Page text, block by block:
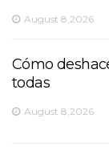
August 8,2026
Cómo
todas
August 8,2026